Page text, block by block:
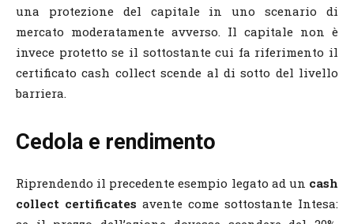
una protezione del capitale in uno scenario di
mercato moderatamente avverso. Il capitale non è
invece protetto se il sottostante cui fa riferimento il
certificato cash collect scende al di sotto del livello
barriera.
Cedola e rendimento
Riprendendo il precedente esempio legato ad un cash
collect certificates avente come sottostante Intesa: